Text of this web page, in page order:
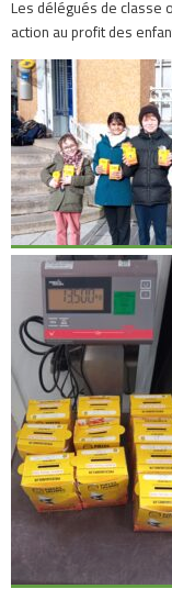
Les délégués de classe
action au profit des